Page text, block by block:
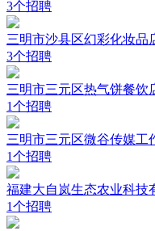
3个招聘
三明市沙县区幻彩化妆品
3个招聘
三明市三元区热气饼餐饮
1个招聘
三明市三元区微谷传媒工
1个招聘
福建大自岚生态农业科技
1个招聘